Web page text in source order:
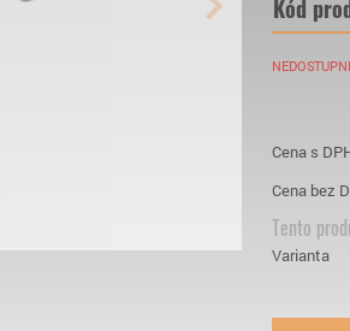
Kód
Cena s
Cena bez
Tento
Varianta